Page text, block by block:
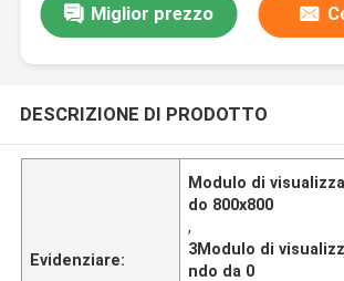
Miglior prezzo
DESCRIZIONE DI PRODOTTO
Evidenziare:
Modulo di
do 800x800
,
3Modulo di
ndo da 0